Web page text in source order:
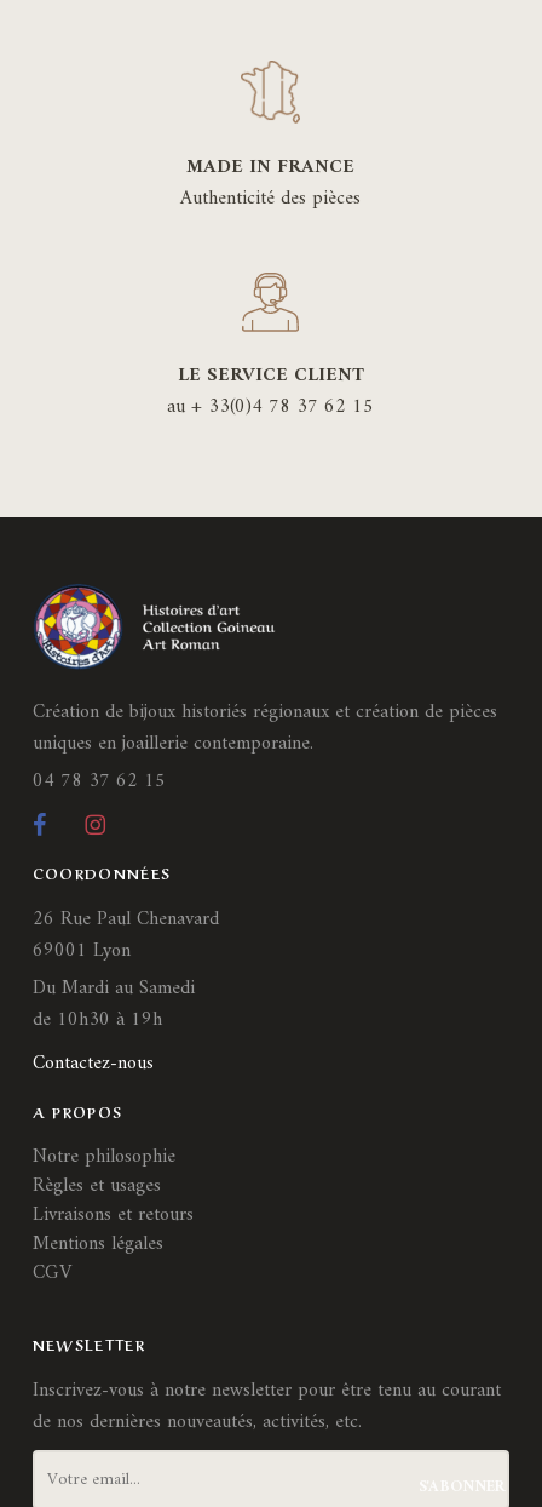
MADE IN FRANCE
Authenticité des pièces
LE SERVICE CLIENT
au + 33(0)4 78 37 62 15
Création de bijoux historiés régionaux et création de pièces
uniques en joaillerie contemporaine.
04 78 37 62 15
COORDONNÉES
26 Rue Paul Chenavard
69001 Lyon
Du Mardi au Samedi
de 10h30 à 19h
Contactez-nous
A PROPOS
Notre philosophie
Règles et usages
Livraisons et retours
Mentions légales
CGV
NEWSLETTER
Inscrivez-vous à notre newsletter pour être tenu au courant
de nos dernières nouveautés, activités, etc.